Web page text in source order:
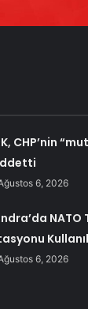
CHP’nin
6, 2026
6, 2026